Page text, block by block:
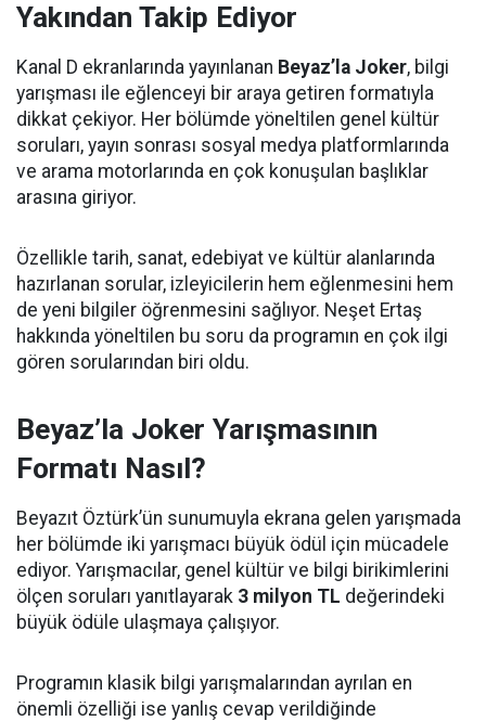
Yakından Takip Ediyor
Kanal D ekranlarında yayınlanan Beyaz’la Joker, bilgi
yarışması ile eğlenceyi bir araya getiren formatıyla
dikkat çekiyor. Her bölümde yöneltilen genel kültür
soruları, yayın sonrası sosyal medya platformlarında
ve arama motorlarında en çok konuşulan başlıklar
arasına giriyor.
Özellikle tarih, sanat, edebiyat ve kültür alanlarında
hazırlanan sorular, izleyicilerin hem eğlenmesini hem
de yeni bilgiler öğrenmesini sağlıyor. Neşet Ertaş
hakkında yöneltilen bu soru da programın en çok ilgi
gören sorularından biri oldu.
Beyaz’la Joker Yarışmasının
Formatı Nasıl?
Beyazıt Öztürk’ün sunumuyla ekrana gelen yarışmada
her bölümde iki yarışmacı büyük ödül için mücadele
ediyor. Yarışmacılar, genel kültür ve bilgi birikimlerini
ölçen soruları yanıtlayarak 3 milyon TL değerindeki
büyük ödüle ulaşmaya çalışıyor.
Programın klasik bilgi yarışmalarından ayrılan en
önemli özelliği ise yanlış cevap verildiğinde